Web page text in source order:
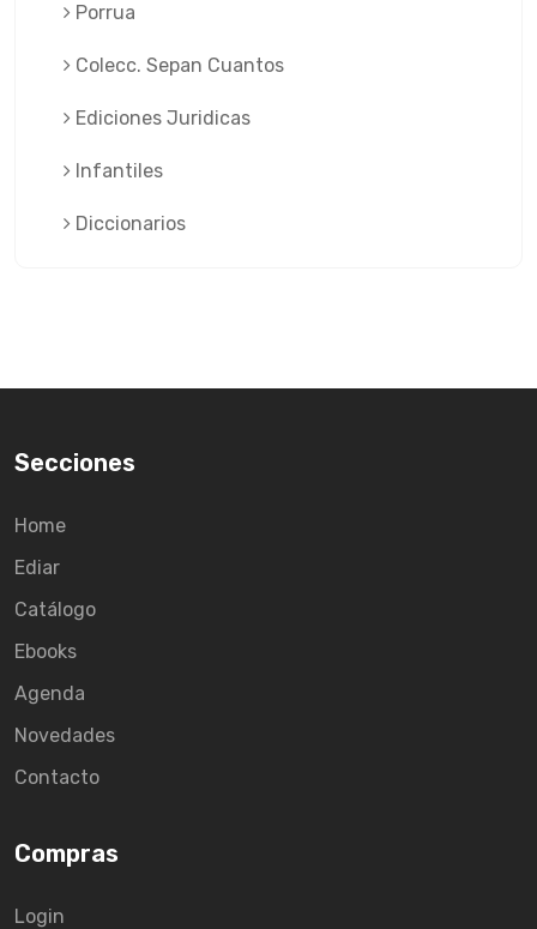
Porrua
Colecc. Sepan Cuantos
Ediciones Juridicas
Infantiles
Diccionarios
Secciones
Home
Ediar
Catálogo
Ebooks
Agenda
Novedades
Contacto
Compras
Login